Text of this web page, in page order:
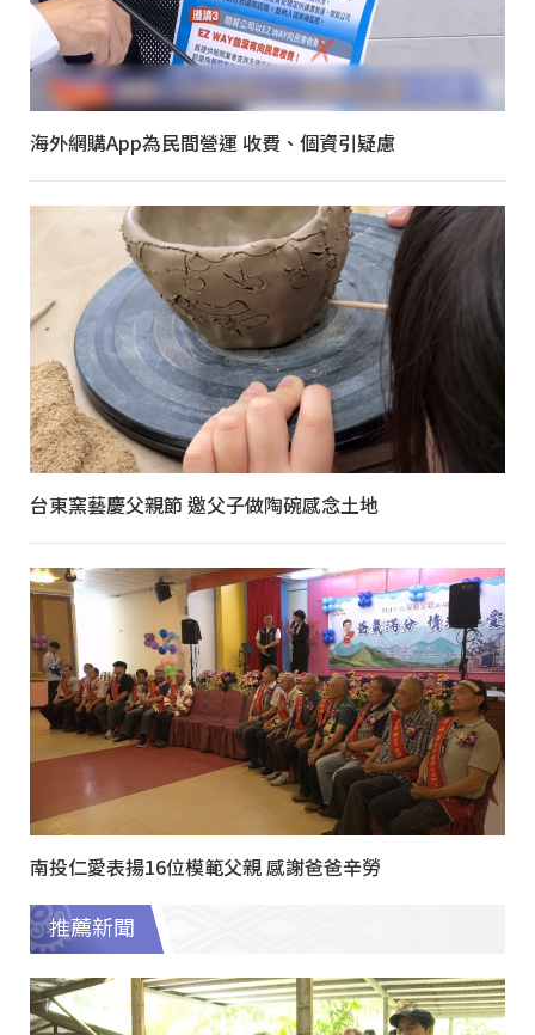
海外網購App為民間營運 收費、個資引疑慮
台東窯藝慶父親節 邀父子做陶碗感念土地
南投仁愛表揚16位模範父親 感謝爸爸辛勞
推薦新聞